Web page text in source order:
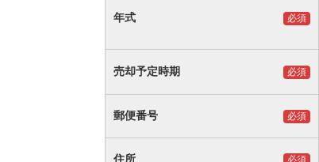
年式 必須
売却予定時期 必須
郵便番号 必須
住所 必須